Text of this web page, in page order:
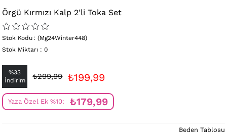
Örgü Kırmızı Kalp 2'li Toka Set
(Mg24Winter448)
Stok Kodu
Stok Miktarı : 0
%33
İndirim
₺299,99 ₺199,99
Yaza Özel Ek %10: ₺179,99
Beden Tablosu